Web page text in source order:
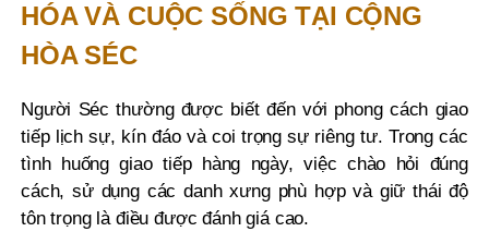
HÓA VÀ CUỘC SỐNG TẠI CỘNG
HÒA SÉC
Người Séc thường được biết đến với phong cách giao
tiếp lịch sự, kín đáo và coi trọng sự riêng tư. Trong các
tình huống giao tiếp hàng ngày, việc chào hỏi đúng
cách, sử dụng các danh xưng phù hợp và giữ thái độ
tôn trọng là điều được đánh giá cao.